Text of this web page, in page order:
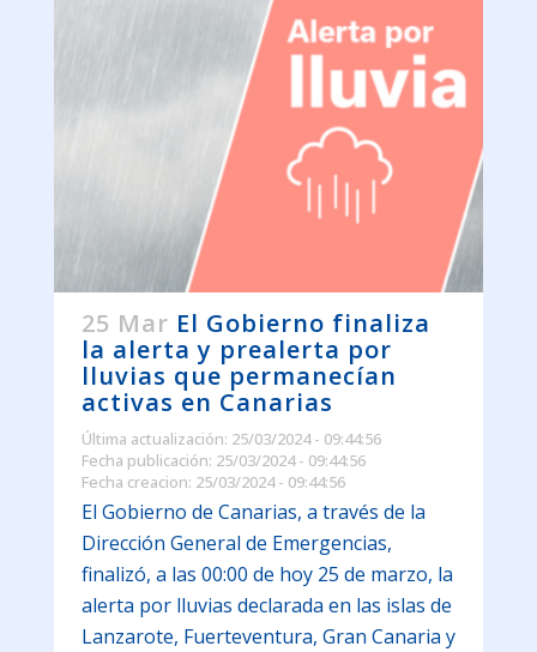
25 Mar El Gobierno finaliza
la alerta y prealerta por
lluvias que permanecían
activas en Canarias
Última actualización: 25/03/2024 - 09:44:56
Fecha publicación: 25/03/2024 - 09:44:56
Fecha creacion: 25/03/2024 - 09:44:56
El Gobierno de Canarias, a través de la
Dirección General de Emergencias,
finalizó, a las 00:00 de hoy 25 de marzo, la
alerta por lluvias declarada en las islas de
Lanzarote, Fuerteventura, Gran Canaria y